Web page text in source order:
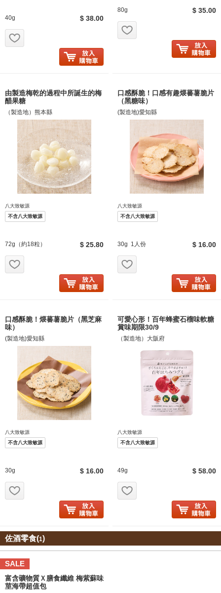
40g $ 38.00
80g $ 35.00
由製造梅乾的過程中所誕生的梅
醋果糖
（製造地）熊本縣
八大致敏源
不含八大致敏源
72g（約18粒） $ 25.80
口感酥脆！口感有趣煨蕃薯脆片
（黑糖味）
(製造地)愛知縣
八大致敏源
不含八大致敏源
30g 1人份 $ 16.00
口感酥脆！煨蕃薯脆片（黑芝麻
味）
(製造地)愛知縣
八大致敏源
不含八大致敏源
30g $ 16.00
可愛心形！百年蜂蜜石榴味軟糖
賞味期限30/9
（製造地）大阪府
八大致敏源
不含八大致敏源
49g $ 58.00
佐酒零食(1)
SALE
富含礦物質Ｘ膳食纖維 梅紫蘇味
莖海帶超值包